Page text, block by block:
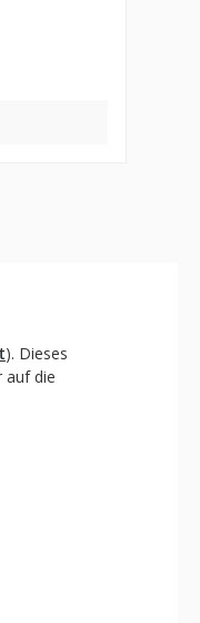
). Dieses
auf die